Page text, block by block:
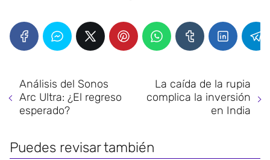
Análisis del Sonos
Arc Ultra: ¿El regreso
esperado?
La caída de la rupia
complica la inversión
en India
Puedes revisar también